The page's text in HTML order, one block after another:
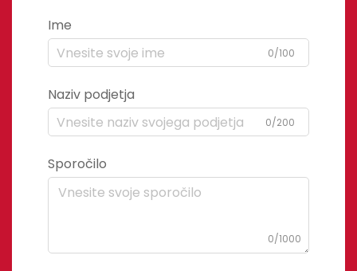
Ime
0/100
Naziv podjetja
0/200
Sporočilo
0/1000